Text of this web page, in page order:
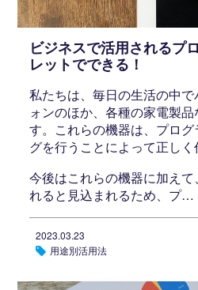
ビジネスで活用されるプ
レットでできる！
私たちは、毎日の生活の中
ォンのほか、各種の家電製
す。これらの機器は、プロ
グを行うことによって正しく
今後はこれらの機器に加え
れると見込まれるため、プ…
2023.03.23
用途別活用法